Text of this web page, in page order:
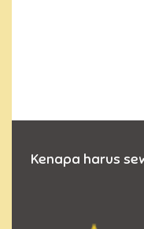
Kenapa harus